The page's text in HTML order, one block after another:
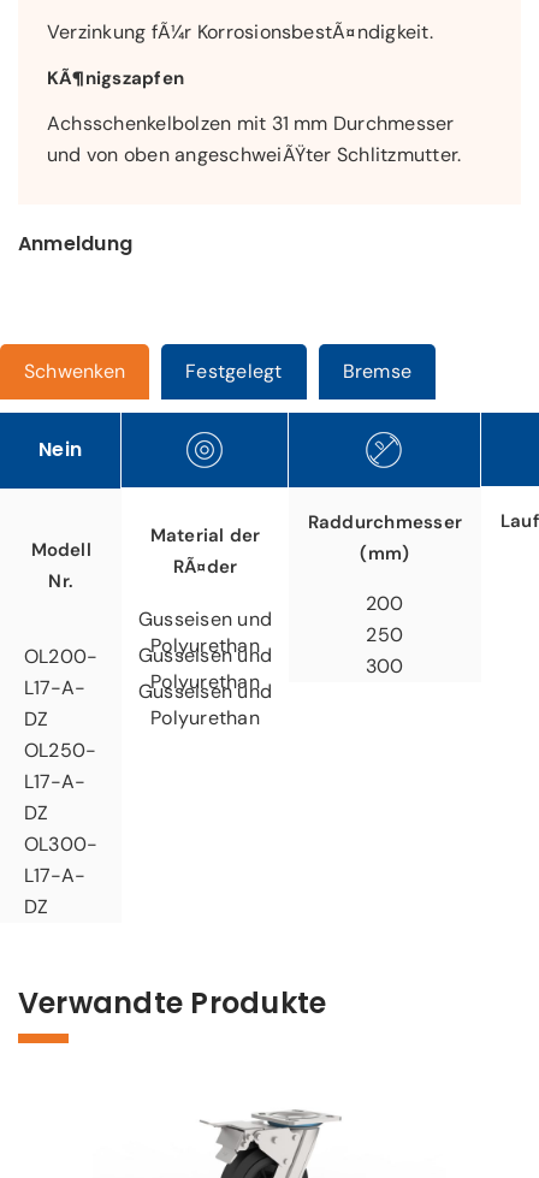
Verzinkung fÃ¼r KorrosionsbestÃ¤ndigkeit.
KÃ¶nigszapfen
Achsschenkelbolzen mit 31 mm Durchmesser
und von oben angeschweiÃŸter Schlitzmutter.
Anmeldung
Schwenken Festgelegt Bremse
Nein
Modell
Nr.
OL200-
L17-A-
DZ
OL250-
L17-A-
DZ
OL300-
L17-A-
DZ
Material der
RÃ¤der
Gusseisen und
Polyurethan
Gusseisen und
Polyurethan
Gusseisen und
Polyurethan
Raddurchmesser
(mm)
200
250
300
Verwandte Produkte